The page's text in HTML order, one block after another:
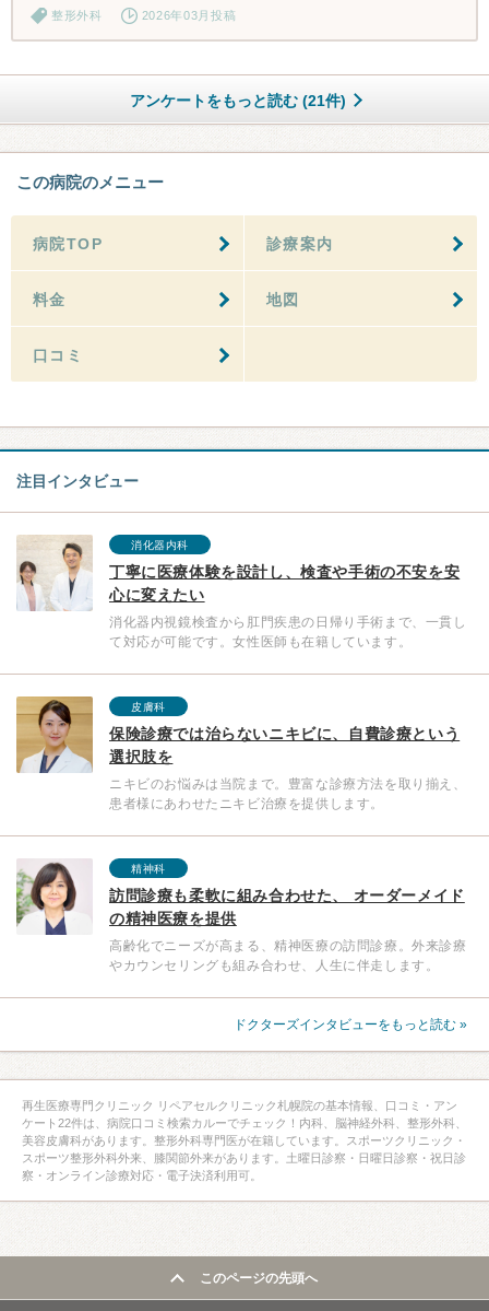
整形外科 2026年03月投稿
アンケートをもっと読む (21件)
この病院のメニュー
病院TOP 診療案内
料金 地図
口コミ
注目インタビュー
消化器内科
丁寧に医療体験を設計し、検査や手術の不安を安
心に変えたい
消化器内視鏡検査から肛門疾患の日帰り手術まで、一貫し
て対応が可能です。女性医師も在籍しています。
皮膚科
保険診療では治らないニキビに、自費診療という
選択肢を
ニキビのお悩みは当院まで。豊富な診療方法を取り揃え、
患者様にあわせたニキビ治療を提供します。
精神科
訪問診療も柔軟に組み合わせた、 オーダーメイド
の精神医療を提供
高齢化でニーズが高まる、精神医療の訪問診療。外来診療
やカウンセリングも組み合わせ、人生に伴走します。
ドクターズインタビューをもっと読む »
再生医療専門クリニック リペアセルクリニック札幌院の基本情報、口コミ・アン
ケート22件は、病院口コミ検索カルーでチェック！内科、脳神経外科、整形外科、
美容皮膚科があります。整形外科専門医が在籍しています。スポーツクリニック・
スポーツ整形外科外来、膝関節外来があります。土曜日診察・日曜日診察・祝日診
察・オンライン診療対応・電子決済利用可。
このページの先頭へ